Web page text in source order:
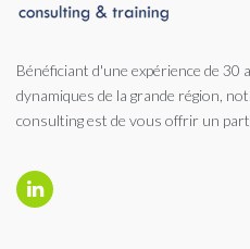
Bénéficiant d'une expérience de 30
dynamiques de la grande région,
consulting est de vous offrir un